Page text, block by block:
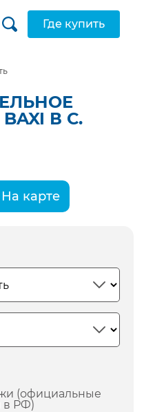
Где купить
В С.
На карте
(официальные
в РФ)